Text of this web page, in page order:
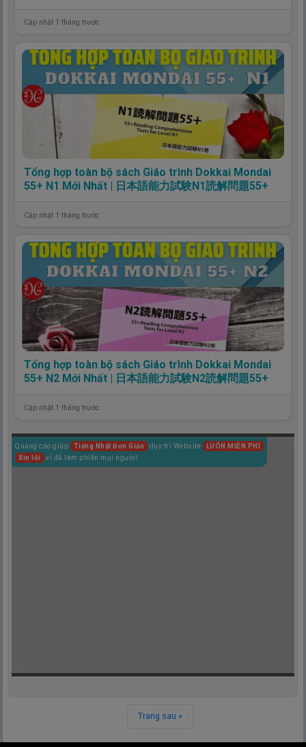
Cập nhật 1 tháng trước
Tổng hợp toàn bộ sách Giáo trình Dokkai Mondai
55+ N1 Mới Nhất | 日本語能力試験N1読解問題55+
Cập nhật 1 tháng trước
Tổng hợp toàn bộ sách Giáo trình Dokkai Mondai
55+ N2 Mới Nhất | 日本語能力試験N2読解問題55+
Cập nhật 1 tháng trước
Quảng cáo giúp Tiếng Nhật Đơn Giản duy trì Website
LUÔN MIỄN PHÍ
Xin lỗi
vì đã làm phiền mọi người!
Trang sau »